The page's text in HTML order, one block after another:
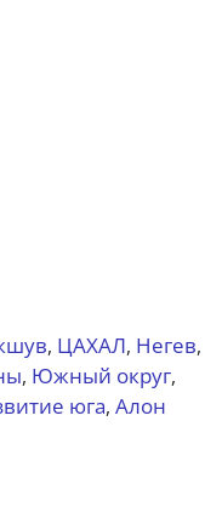
, ЦАХАЛ, Негев,
, Южный округ,
юга, Алон